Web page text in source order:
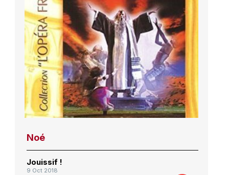
Noé
Jouissif !
9 Oct 2018